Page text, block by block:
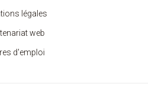
légales
web
d'emploi